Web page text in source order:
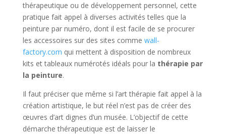
thérapeutique ou de développement personnel, cette
pratique fait appel à diverses activités telles que la
peinture par numéro, dont il est facile de se procurer
les accessoires sur des sites comme wall-
factory.com qui mettent à disposition de nombreux
kits et tableaux numérotés idéals pour la thérapie par
la peinture.
Il faut préciser que même si l’art thérapie fait appel à la
création artistique, le but réel n’est pas de créer des
œuvres d’art dignes d’un musée. L’objectif de cette
démarche thérapeutique est de laisser le